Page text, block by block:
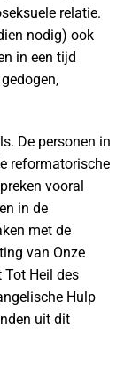
relatie.
nodig) ook
in een tijd
De personen in
reformatorische
vooral
in de
met de
van Onze
Tot Heil des
Hulp
uit dit